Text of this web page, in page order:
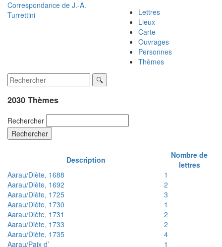
Correspondance de J.-A.
Turrettini
Lettres
Lieux
Carte
Ouvrages
Personnes
Thèmes
2030 Thèmes
Rechercher
Rechercher
Description
Nombre de
lettres
Aarau/Diète, 1688
1
Aarau/Diète, 1692
2
Aarau/Diète, 1725
3
Aarau/Diète, 1730
1
Aarau/Diète, 1731
2
Aarau/Diète, 1733
2
Aarau/Diète, 1735
4
Aarau/Paix d’
1